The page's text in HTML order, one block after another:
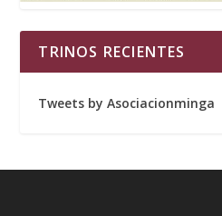
TRINOS RECIENTES
Tweets by Asociacionminga